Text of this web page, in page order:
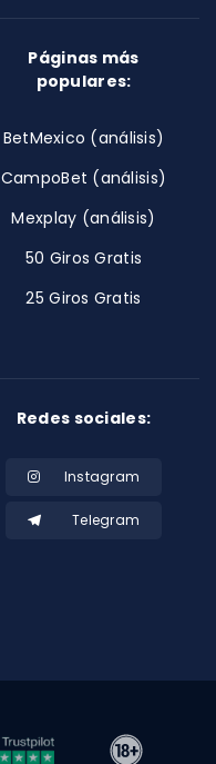
Páginas más
populares:
BetMexico (análisis)
CampoBet (análisis)
Mexplay (análisis)
50 Giros Gratis
25 Giros Gratis
Redes sociales:
Instagram
Telegram